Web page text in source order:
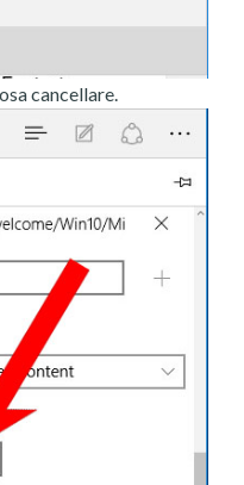
cancellare.